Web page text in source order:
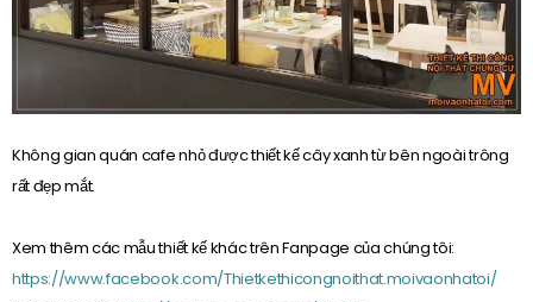
Không gian quán cafe nhỏ được thiết kế cây xanh từ bên ngoài trông
rất đẹp mắt.
Xem thêm các mẫu thiết kế khác trên Fanpage của chúng tôi:
https://www.facebook.com/Thietkethicongnoithat.moivaonhatoi/